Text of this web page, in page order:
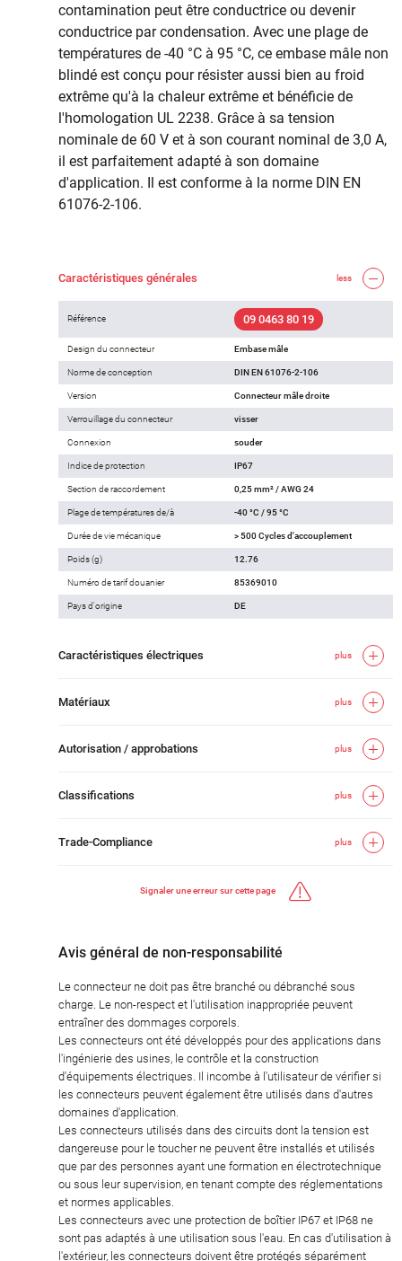
contamination peut être conductrice ou devenir
conductrice par condensation. Avec une plage de
températures de -40 °C à 95 °C, ce embase mâle non
blindé est conçu pour résister aussi bien au froid
extrême qu'à la chaleur extrême et bénéficie de
l'homologation UL 2238. Grâce à sa tension
nominale de 60 V et à son courant nominal de 3,0 A,
il est parfaitement adapté à son domaine
d'application. Il est conforme à la norme DIN EN
61076-2-106.
Caractéristiques générales less
Référence 09 0463 80 19
Design du connecteur Embase mâle
Norme de conception DIN EN 61076-2-106
Version Connecteur mâle droite
Verrouillage du connecteur visser
Connexion souder
Indice de protection IP67
Section de raccordement 0,25 mm² / AWG 24
Plage de températures de/à -40 °C / 95 °C
Durée de vie mécanique > 500 Cycles d'accouplement
Poids (g) 12.76
Numéro de tarif douanier 85369010
Pays d'origine DE
Caractéristiques électriques plus
Matériaux plus
Autorisation / approbations plus
Classifications plus
Trade-Compliance plus
Signaler une erreur sur cette page
Avis général de non-responsabilité
Le connecteur ne doit pas être branché ou débranché sous
charge. Le non-respect et l'utilisation inappropriée peuvent
entraîner des dommages corporels.
Les connecteurs ont été développés pour des applications dans
l'ingénierie des usines, le contrôle et la construction
d'équipements électriques. Il incombe à l'utilisateur de vérifier si
les connecteurs peuvent également être utilisés dans d'autres
domaines d'application.
Les connecteurs utilisés dans des circuits dont la tension est
dangereuse pour le toucher ne peuvent être installés et utilisés
que par des personnes ayant une formation en électrotechnique
ou sous leur supervision, en tenant compte des réglementations
et normes applicables.
Les connecteurs avec une protection de boîtier IP67 et IP68 ne
sont pas adaptés à une utilisation sous l'eau. En cas d'utilisation à
l'extérieur, les connecteurs doivent être protégés séparément